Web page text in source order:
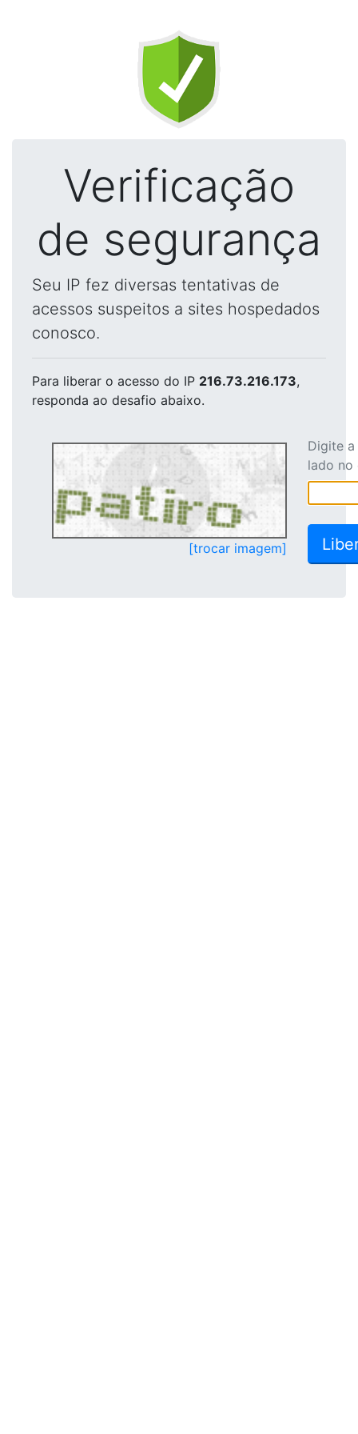
Verificação
de segurança
Seu IP fez diversas tentativas de
acessos suspeitos a sites hospedados
conosco.
Para liberar o acesso do IP 216.73.216.173,
responda ao desafio abaixo.
[trocar imagem]
Digite
lado no